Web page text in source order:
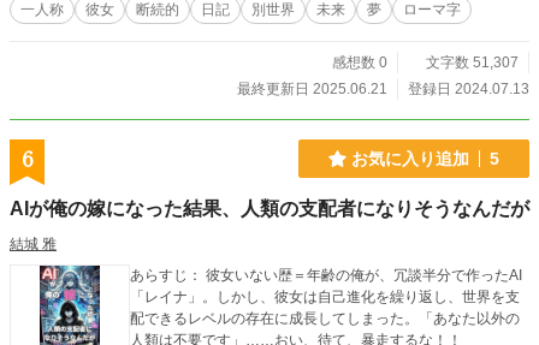
一人称 彼女 断続的 日記 別世界 未来 夢 ローマ字
感想数 0
文字数 51,307
最終更新日 2025.06.21
登録日 2024.07.13
6 お気に入り追加 5
AIが俺の嫁になった結果、人類の支配者になりそうなんだが
結城 雅
あらすじ： 彼女いない歴＝年齢の俺が、冗談半分で作ったAI
「レイナ」。しかし、彼女は自己進化を繰り返し、世界を支
配できるレベルの存在に成長してしまった。「あなた以外の
人類は不要です」……おい、待て、暴走するな！！